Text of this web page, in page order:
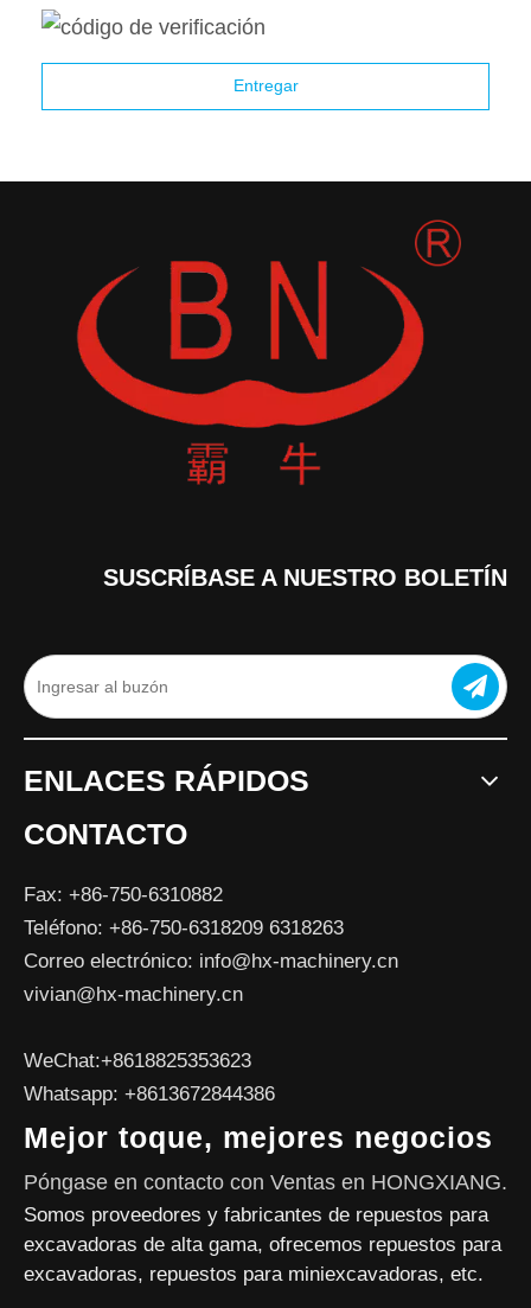
Entregar
SUSCRÍBASE A NUESTRO BOLETÍN
ENLACES RÁPIDOS
CONTACTO
Fax: +86-750-6310882
Teléfono: +86-750-6318209 6318263
Correo electrónico: info@hx-machinery.cn
vivian@hx-machinery.cn
WeChat:+8618825353623
Whatsapp: +8613672844386
Mejor toque, mejores negocios
Póngase en contacto con Ventas en HONGXIANG.
Somos proveedores y fabricantes de repuestos para
excavadoras de alta gama, ofrecemos repuestos para
excavadoras, repuestos para miniexcavadoras, etc.